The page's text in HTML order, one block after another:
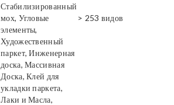
Стабилизированный
мох, Угловые
элементы,
Художественный
паркет, Инженерная
доска, Массивная
Доска, Клей для
укладки паркета,
Лаки и Масла,
> 253 видов